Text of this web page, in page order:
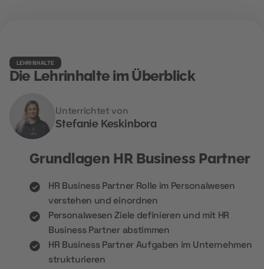
LEHRINHALTE
Die Lehrinhalte im Überblick
Unterrichtet von
Stefanie Keskinbora
Grundlagen HR Business Partner
HR Business Partner Rolle im Personalwesen
verstehen und einordnen
Personalwesen Ziele definieren und mit HR
Business Partner abstimmen
HR Business Partner Aufgaben im Unternehmen
strukturieren